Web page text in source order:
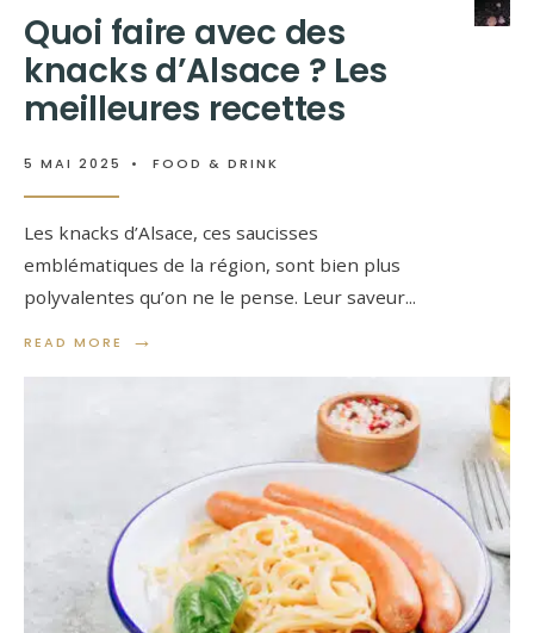
Quoi faire avec des
knacks d’Alsace ? Les
meilleures recettes
5 MAI 2025 • FOOD & DRINK
Les knacks d’Alsace, ces saucisses
emblématiques de la région, sont bien plus
polyvalentes qu’on ne le pense. Leur saveur...
READ MORE →